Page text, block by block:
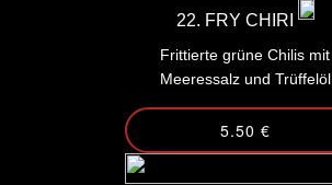
22. FRY CHIRI
Frittierte grüne Chilis mit
Meeressalz und Trüffelöl
5.50 €